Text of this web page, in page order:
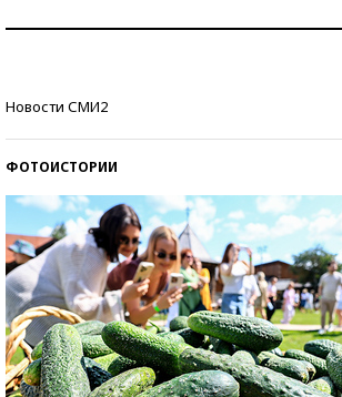
Новости СМИ2
ФОТОИСТОРИИ